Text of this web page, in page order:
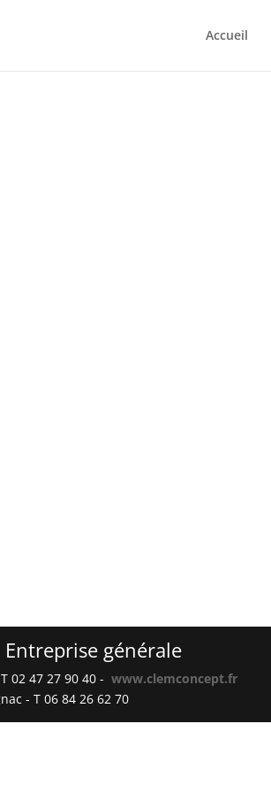
Accueil
Entreprise générale
02 47 27 90 40 - www.clemconcept.fr
- T 06 84 26 62 70